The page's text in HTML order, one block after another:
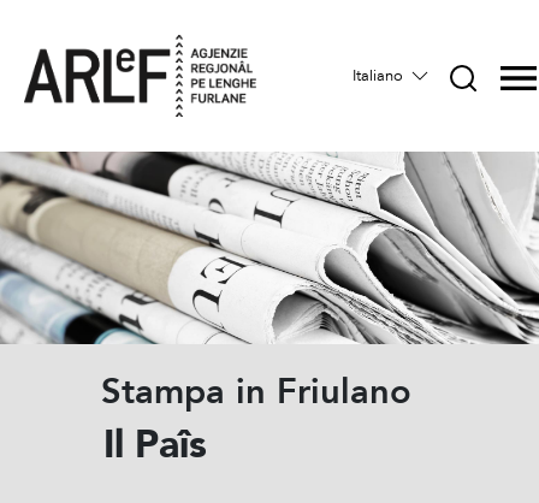
Italiano
Stampa in Friulano
Il Paîs